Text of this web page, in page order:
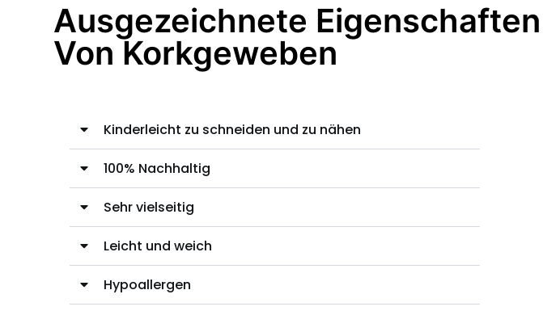
Ausgezeichnete Eigenschaften
Von Korkgeweben
Kinderleicht zu schneiden und zu nähen
100% Nachhaltig
Sehr vielseitig
Leicht und weich
Hypoallergen